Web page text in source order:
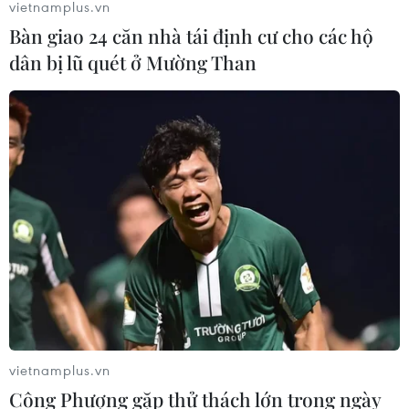
06/08/2026 04:36
Xung đột Hamas-Israel: Israel chưa
chấp thuận kế hoạch về Dải Gaza
06/08/2026 03:45
Mỹ dỡ bỏ lệnh trừng phạt đối với
hãng hàng không Iraq
06/08/2026 03:34
Iran và Oman đạt thỏa thuận về
tuyến vận tải thương mại qua eo biển
Hormuz
vietnamplus.vn
Bàn giao 24 căn nhà tái định cư cho các hộ
dân bị lũ quét ở Mường Than
vietnamplus.vn
Công Phượng gặp thử thách lớn trong ngày